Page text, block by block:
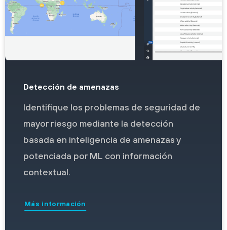
Detección de amenazas
Identifique los problemas de seguridad de
mayor riesgo mediante la detección
basada en inteligencia de amenazas y
potenciada por ML con información
contextual.
Más información